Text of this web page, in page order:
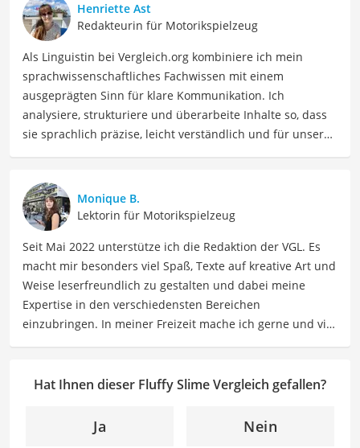
Henriette Ast
Redakteurin für Motorikspielzeug
Als Linguistin bei Vergleich.org kombiniere ich mein
sprachwissenschaftliches Fachwissen mit einem
ausgeprägten Sinn für klare Kommunikation. Ich
analysiere, strukturiere und überarbeite Inhalte so, dass
sie sprachlich präzise, leicht verständlich und für unsere
beschäftige ich mich gerne mit verschiedenen Hobbys
und Freizeitaktivitäten. Dieses Interesse spiegelt sich in
meinen Beiträgen wider, die sich mit Freizeitideen,
Reiseempfehlungen, Hobbytipps und Anregungen für die
Freizeitgestaltung befassen.
Der Fluffy Slime-Vergleich ist aus unserer Sicht besonders
empfehlenswert fürKinderundTeenager.
Monique B.
Lektorin für Motorikspielzeug
Seit Mai 2022 unterstütze ich die Redaktion der VGL. Es
macht mir besonders viel Spaß, Texte auf kreative Art und
Weise leserfreundlich zu gestalten und dabei meine
Expertise in den verschiedensten Bereichen
einzubringen. In meiner Freizeit mache ich gerne und viel
Klarheit, Verständlichkeit und stilistische Korrektheit zu
Ausdruck der Texte zu verbessern, um Ihnen eine
angenehme Leseerfahrung zu bieten. Durch meine
Hat Ihnen dieser Fluffy Slime Vergleich gefallen?
Ja Nein